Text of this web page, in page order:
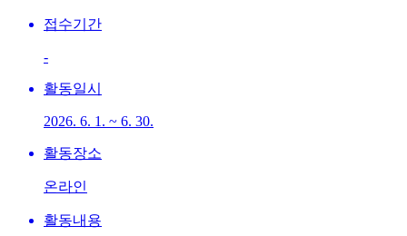
접수기간
-
활동일시
2026. 6. 1. ~ 6. 30.
활동장소
온라인
활동내용